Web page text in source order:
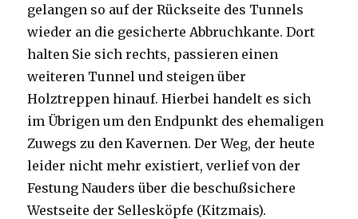
gelangen so auf der Rückseite des Tunnels
wieder an die gesicherte Abbruchkante. Dort
halten Sie sich rechts, passieren einen
weiteren Tunnel und steigen über
Holztreppen hinauf. Hierbei handelt es sich
im Übrigen um den Endpunkt des ehemaligen
Zuwegs zu den Kavernen. Der Weg, der heute
leider nicht mehr existiert, verlief von der
Festung Nauders über die beschußsichere
Westseite der Sellesköpfe (Kitzmais).